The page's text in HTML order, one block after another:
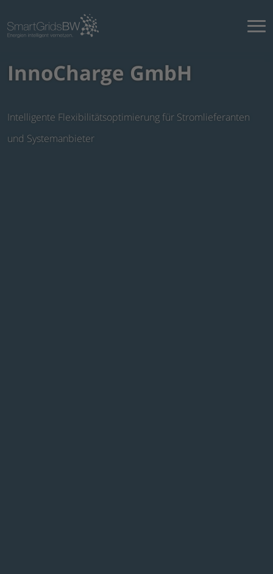
InnoCharge GmbH
Intelligente Flexibilitätsoptimierung für Stromlieferanten
und Systemanbieter